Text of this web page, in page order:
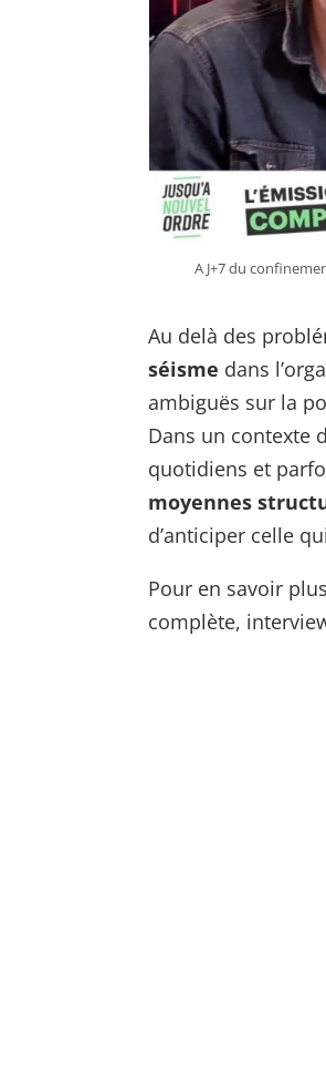
A J+7 du
Au delà des
séisme dans
ambiguës sur la
Dans un contexte
quotidiens et
moyennes
d’anticiper celle
Pour en savoir
complète,